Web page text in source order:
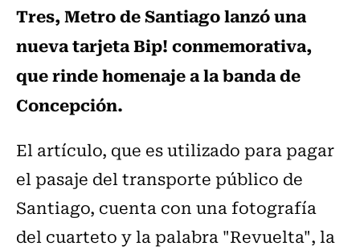
Tres, Metro de Santiago lanzó una
nueva tarjeta Bip! conmemorativa,
que rinde homenaje a la banda de
Concepción.
El artículo, que es utilizado para pagar
el pasaje del transporte público de
Santiago, cuenta con una fotografía
del cuarteto y la palabra "Revuelta", la